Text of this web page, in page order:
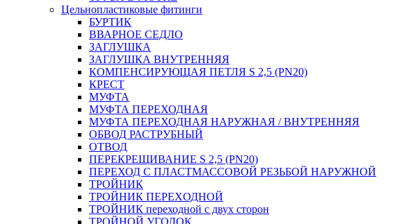
Цельнопластиковые фитинги
БУРТИК
ВВАРНОЕ СЕДЛО
ЗАГЛУШКА
ЗАГЛУШКА ВНУТРЕННЯЯ
КОМПЕНСИРУЮЩАЯ ПЕТЛЯ S 2,5 (PN20)
КРЕСТ
МУФТА
МУФТА ПЕРЕХОДНАЯ
МУФТА ПЕРЕХОДНАЯ НАРУЖНАЯ / ВНУТРЕННЯЯ
ОБВОД РАСТРУБНЫЙ
ОТВОД
ПЕРЕКРЕЩИВАНИЕ S 2,5 (PN20)
ПЕРЕХОД С ПЛАСТМАССОВОЙ РЕЗЬБОЙ НАРУЖНОЙ
ТРОЙНИК
ТРОЙНИК ПЕРЕXОДНОЙ
ТРОЙНИК переходной с двух сторон
ТРОЙНОЙ УГОЛОК